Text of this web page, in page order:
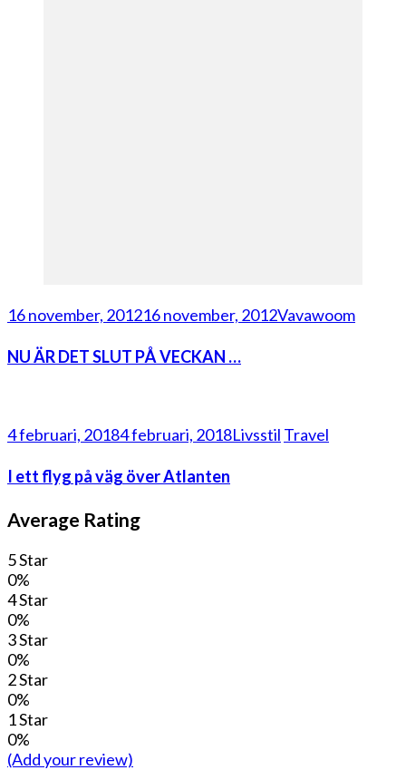
16 november, 201216 november, 2012Vavawoom
NU ÄR DET SLUT PÅ VECKAN …
4 februari, 20184 februari, 2018Livsstil Travel
I ett flyg på väg över Atlanten
Average Rating
5 Star
0%
4 Star
0%
3 Star
0%
2 Star
0%
1 Star
0%
(Add your review)